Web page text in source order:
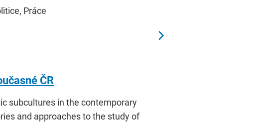
Práce
ČR
subcultures in the contemporary
and approaches to the study of